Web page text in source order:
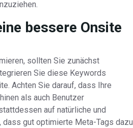
bessere Onsite
sollten Sie zunächst
Sie diese Keywords
Achten Sie darauf, dass Ihre
als auch Benutzer
auf natürliche und
dass gut optimierte Meta-Tags dazu